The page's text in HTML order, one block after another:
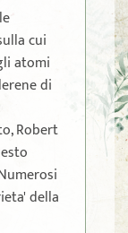
cui
atomi
di
Robert
della